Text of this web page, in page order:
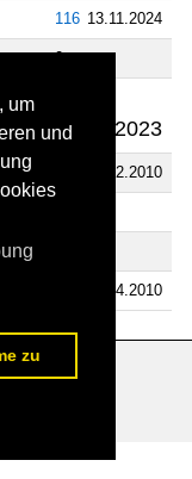
116 13.11.2024
0
31.03.2023
19.12.2010
07.04.2010
|Kontakt
um
und
zu